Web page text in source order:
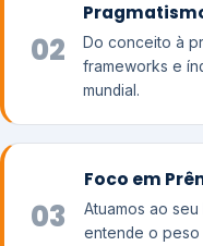
02
Do conceito à
frameworks e
mundial.
03
Foco em
Atuamos ao
entende o peso